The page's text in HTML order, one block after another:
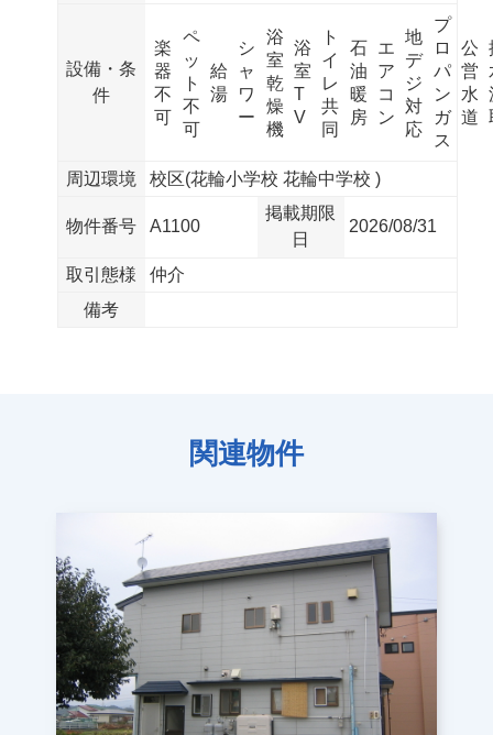
設備・条
件
楽
器
不
可
ペ
ッ
ト
不
可
給
湯
シ
ャ
ワ
ー
浴
室
乾
燥
機
浴
室
T
V
ト
イ
レ
共
同
石
油
暖
房
エ
ア
コ
ン
地
デ
ジ
対
応
プ
ロ
パ
ン
ガ
ス
公
営
水
道
周辺環境 校区(花輪小学校 花輪中学校 )
物件番号 A1100
掲載期限
日
2026/08/31
取引態様
仲介
備考
関連物件